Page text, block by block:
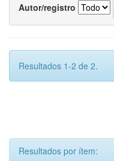
Autor/registro
Resultados 1-2 de 2.
Resultados por ítem: